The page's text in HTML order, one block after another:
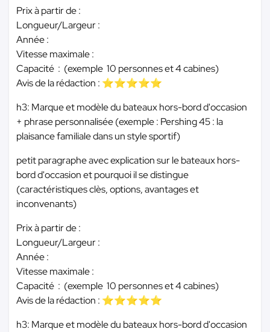
Prix à partir de :
Longueur/Largeur :
Année :
Vitesse maximale :
Capacité : (exemple 10 personnes et 4 cabines)
Avis de la rédaction : ⭐⭐⭐⭐⭐
h3: Marque et modèle du bateaux hors-bord d'occasion
+ phrase personnalisée (exemple : Pershing 45 : la
plaisance familiale dans un style sportif)
petit paragraphe avec explication sur le bateaux hors-
bord d'occasion et pourquoi il se distingue
(caractéristiques clès, options, avantages et
inconvenants)
Prix à partir de :
Longueur/Largeur :
Année :
Vitesse maximale :
Capacité : (exemple 10 personnes et 4 cabines)
Avis de la rédaction : ⭐⭐⭐⭐⭐
h3: Marque et modèle du bateaux hors-bord d'occasion